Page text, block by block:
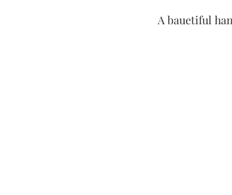
A bauetiful